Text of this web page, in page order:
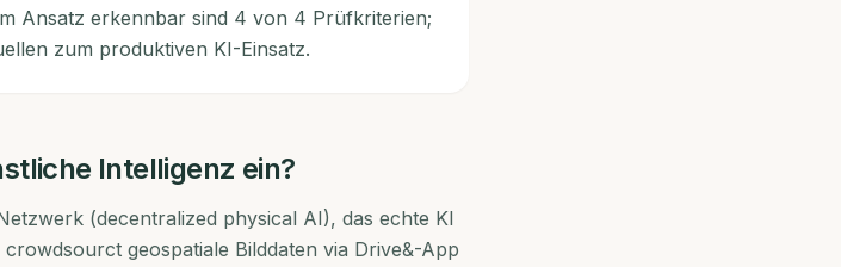
Ansatz erkennbar sind 4 von 4 Prüfkriterien;
zum produktiven KI-Einsatz.
Intelligenz ein?
(decentralized physical AI), das echte KI
geospatiale Bilddaten via Drive&-App